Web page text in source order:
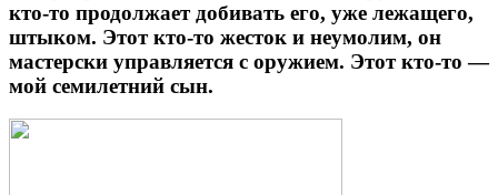
кто-то продолжает добивать его, уже лежащего,
штыком. Этот кто-то жесток и неумолим, он
мастерски управляется с оружием. Этот кто-то —
мой семилетний сын.